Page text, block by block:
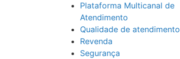
Plataforma Multicanal de
Atendimento
Qualidade de atendimento
Revenda
Segurança